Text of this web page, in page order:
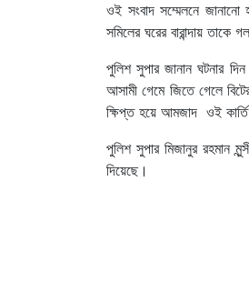
ওই সংবাদ সম্মেলনে
সমিলের ঘরের বারান্দায় তাকে
পুলিশ সুপার জানান ঘটনার
আসামী গেমে জিতে গেলে
ক্ষিপ্ত হয়ে আমজাদ ওই
পুলিশ সুপার মিজানুর রহমান
দিয়েছে।